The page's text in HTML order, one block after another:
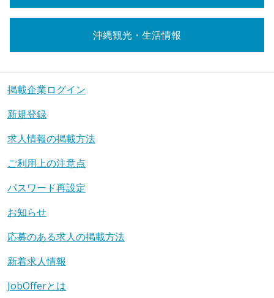
沖縄観光・生活情報
掲載企業ログイン
新規登録
求人情報の掲載方法
ご利用上の注意点
パスワード再設定
お知らせ
応募のある求人の掲載方法
新着求人情報
JobOfferとは